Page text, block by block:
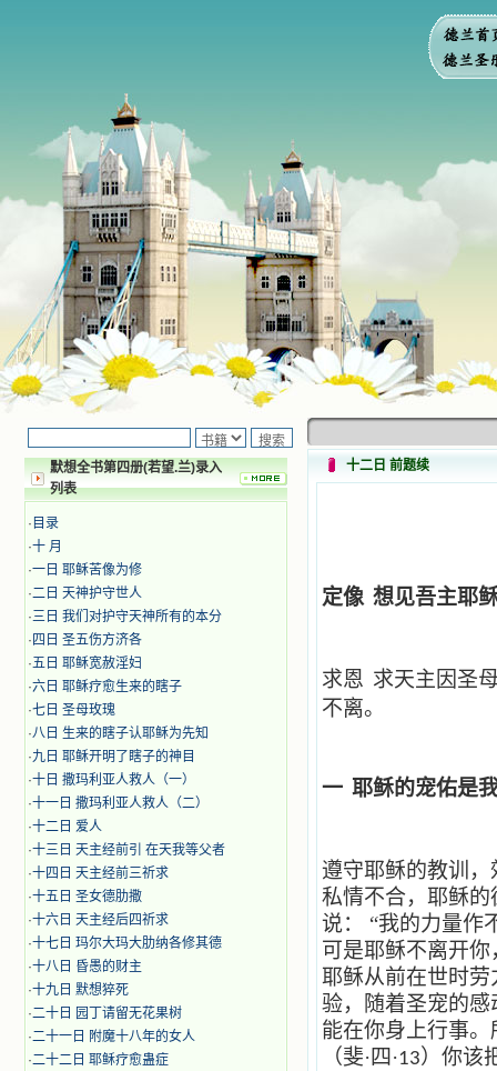
默想全书第四册(若望.兰)录入
列表
· 目录
·十 月
·​​一日 耶稣苦像为修
·二日 天神护守世人
·三日 我们对护守天神所有的本分
· 四日 圣五伤方济各
·五日 耶稣宽赦淫妇
·六日 耶稣疗愈生来的瞎子
·七日 圣母玫瑰
·八日 生来的瞎子认耶稣为先知
·九日 耶稣开明了瞎子的神目
·十日 撒玛利亚人救人（一）
·十一日 撒玛利亚人救人（二）
·十二日 爱人
·十三日 天主经前引 在天我等父者
·十四日 天主经前三祈求
·十五日 圣女德肋撒
·十六日 天主经后四祈求
·十七日 玛尔大玛大肋纳各修其德
·十八日 昏愚的财主
·十九日 默想猝死
·二十日 园丁请留无花果树
·二十一日 附魔十八年的女人
·二十二日 耶稣疗愈蛊症
十二日 前题续
定像 想见吾主耶
求恩 求天主因圣
不离。
一 耶稣的宠佑是
遵守耶稣的教训
私情不合，耶稣
说：
“我的力量作
可是耶稣不离开
耶稣从前在世时
验，随着圣宠的
能在你身上行事
（斐·四·13）你该